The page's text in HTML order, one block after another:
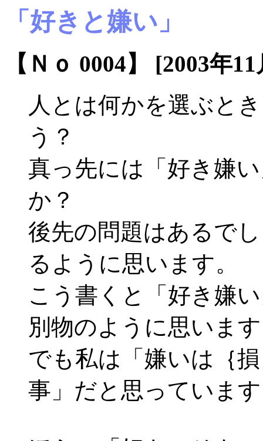
「好きと嫌い」
【Ｎｏ 0004】 [2003年
人とは何かを選ぶと
う？
真っ先には「好き嫌
か？
後先の問題はあるで
るように思います。
こう書くと「好き嫌
別物のように思いま
でも私は「嫌いは｛
事」だと思っていま